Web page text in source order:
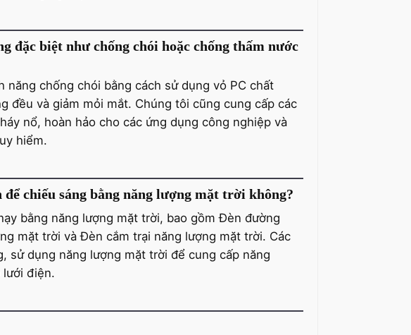
đặc biệt như chống chói hoặc chống thấm nước
chống chói bằng cách sử dụng vỏ PC chất
đều và giảm mỏi mắt. Chúng tôi cũng cung cấp các
nổ, hoàn hảo cho các ứng dụng công nghiệp và
hiểm.
chiếu sáng bằng năng lượng mặt trời không?
bằng năng lượng mặt trời, bao gồm Đèn đường
mặt trời và Đèn cắm trại năng lượng mặt trời. Các
sử dụng năng lượng mặt trời để cung cấp năng
lưới điện.